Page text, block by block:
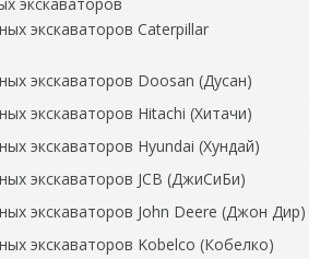
экскаваторов Caterpillar
экскаваторов Doosan (Дусан)
экскаваторов Hitachi (Хитачи)
экскаваторов Hyundai (Хундай)
экскаваторов JCB (ДжиСиБи)
экскаваторов John Deere (Джон Дир)
экскаваторов Kobelco (Кобелко)